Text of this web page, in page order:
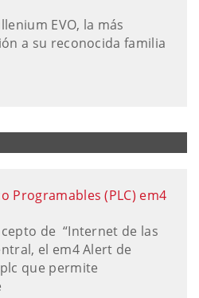
EVO, la más
a su reconocida familia
Programables (PLC) em4
de “Internet de las
el em4 Alert de
que permite